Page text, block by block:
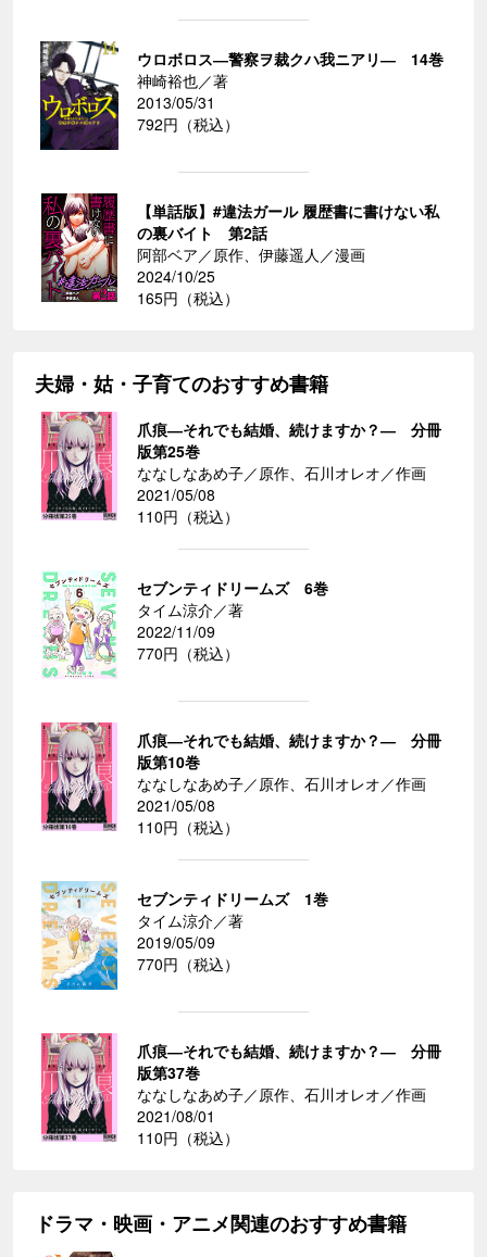
ウロボロス―警察ヲ裁クハ我ニアリ― 14巻
神崎裕也／著
2013/05/31
792円（税込）
【単話版】#違法ガール 履歴書に書けない私
の裏バイト 第2話
阿部ベア／原作、伊藤遥人／漫画
2024/10/25
165円（税込）
夫婦・姑・子育てのおすすめ書籍
爪痕―それでも結婚、続けますか？― 分冊
版第25巻
ななしなあめ子／原作、石川オレオ／作画
2021/05/08
110円（税込）
セブンティドリームズ 6巻
タイム涼介／著
2022/11/09
770円（税込）
爪痕―それでも結婚、続けますか？― 分冊
版第10巻
ななしなあめ子／原作、石川オレオ／作画
2021/05/08
110円（税込）
セブンティドリームズ 1巻
タイム涼介／著
2019/05/09
770円（税込）
爪痕―それでも結婚、続けますか？― 分冊
版第37巻
ななしなあめ子／原作、石川オレオ／作画
2021/08/01
110円（税込）
ドラマ・映画・アニメ関連のおすすめ書籍